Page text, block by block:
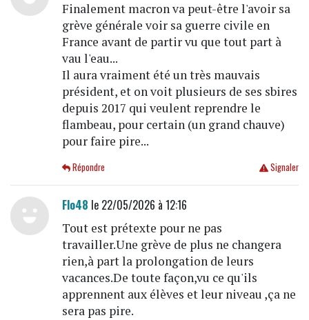
Finalement macron va peut-être l'avoir sa
grève générale voir sa guerre civile en
France avant de partir vu que tout part à
vau l'eau...
Il aura vraiment été un très mauvais
président, et on voit plusieurs de ses sbires
depuis 2017 qui veulent reprendre le
flambeau, pour certain (un grand chauve)
pour faire pire...
Signaler
Répondre
Flo48 le 22/05/2026 à 12:16
Tout est prétexte pour ne pas
travailler.Une grève de plus ne changera
rien,à part la prolongation de leurs
vacances.De toute façon,vu ce qu'ils
apprennent aux élèves et leur niveau ,ça ne
sera pas pire.